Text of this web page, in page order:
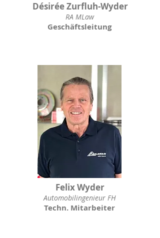
Désirée Zurfluh-Wyder
RA MLaw
Geschäftsleitung
Felix Wyder
Automobilingenieur FH
Techn. Mitarbeiter